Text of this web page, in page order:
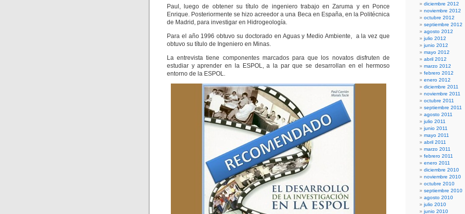
Paul, luego de obtener su título de ingeniero trabajo en Zaruma y en Ponce
Enrique. Posteriormente se hizo acreedor a una Beca en España, en la Politécnica
de Madrid, para investigar en Hidrogeología.
Para el año 1996 obtuvo su doctorado en Aguas y Medio Ambiente, a la vez que
obtuvo su título de Ingeniero en Minas.
La entrevista tiene componentes marcados para que los novatos disfruten de
estudiar y aprender en la ESPOL, a la par que se desarrollan en el hermoso
entorno de la ESPOL.
diciembre 2012
noviembre 2012
octubre 2012
septiembre 2012
agosto 2012
julio 2012
junio 2012
mayo 2012
abril 2012
marzo 2012
febrero 2012
enero 2012
diciembre 2011
noviembre 2011
octubre 2011
septiembre 2011
agosto 2011
julio 2011
junio 2011
mayo 2011
abril 2011
marzo 2011
febrero 2011
enero 2011
diciembre 2010
noviembre 2010
octubre 2010
septiembre 2010
agosto 2010
julio 2010
junio 2010